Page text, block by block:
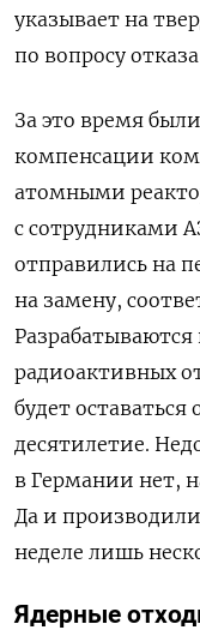
указывает на
по вопросу
За это время
компенсации
атомными
с сотрудниками
отправились на
на замену,
радиоактивных
будет
десятилетие.
в Германии нет,
Да и
неделе лишь
Ядерные